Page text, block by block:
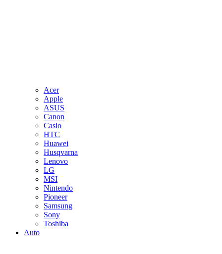
Acer
Apple
ASUS
Canon
Casio
HTC
Huawei
Husqvarna
Lenovo
LG
MSI
Nintendo
Pioneer
Samsung
Sony
Toshiba
Auto